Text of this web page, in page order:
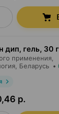
дип, гель, 30 г
применения,
, Беларусь •
р.